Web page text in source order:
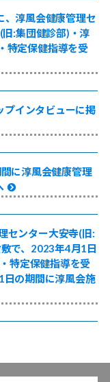
淳風会健康管理セ
:集団健診部)・淳
特定保健指導を受
プインタビューに掲
に淳風会健康管理
センター大安寺(旧:
で、2023年4月1日
特定保健指導を受
の期間に淳風会施